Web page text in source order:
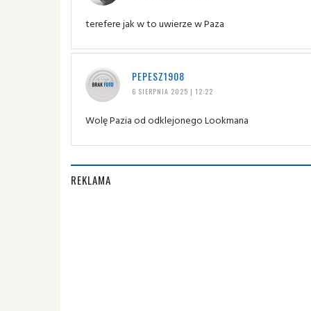
terefere jak w to uwierze w Paza
PEPESZ1908
6 SIERPNIA 2025 | 12:22
Wolę Pazia od odklejonego Lookmana
REKLAMA